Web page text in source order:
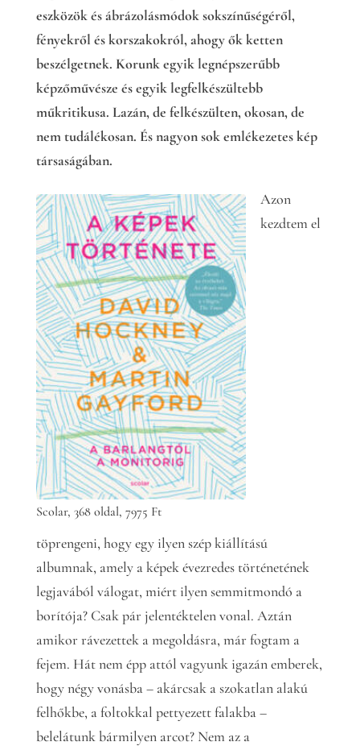
eszközök és ábrázolásmódok sokszínűségéről,
fényekről és korszakokról, ahogy ők ketten
beszélgetnek. Korunk egyik legnépszerűbb
képzőművésze és egyik legfelkészültebb
műkritikusa. Lazán, de felkészülten, okosan, de
nem tudálékosan. És nagyon sok emlékezetes kép
társaságában.
Scolar, 368 oldal, 7975 Ft
Azon
kezdtem el
töprengeni, hogy egy ilyen szép kiállítású
albumnak, amely a képek évezredes történetének
legjavából válogat, miért ilyen semmitmondó a
borítója? Csak pár jelentéktelen vonal. Aztán
amikor rávezettek a megoldásra, már fogtam a
fejem. Hát nem épp attól vagyunk igazán emberek,
hogy négy vonásba – akárcsak a szokatlan alakú
felhőkbe, a foltokkal pettyezett falakba –
belelátunk bármilyen arcot? Nem az a